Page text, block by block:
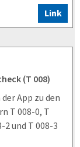
Link
(T 008)
App zu den
T 008-0, T
2 und T 008-3